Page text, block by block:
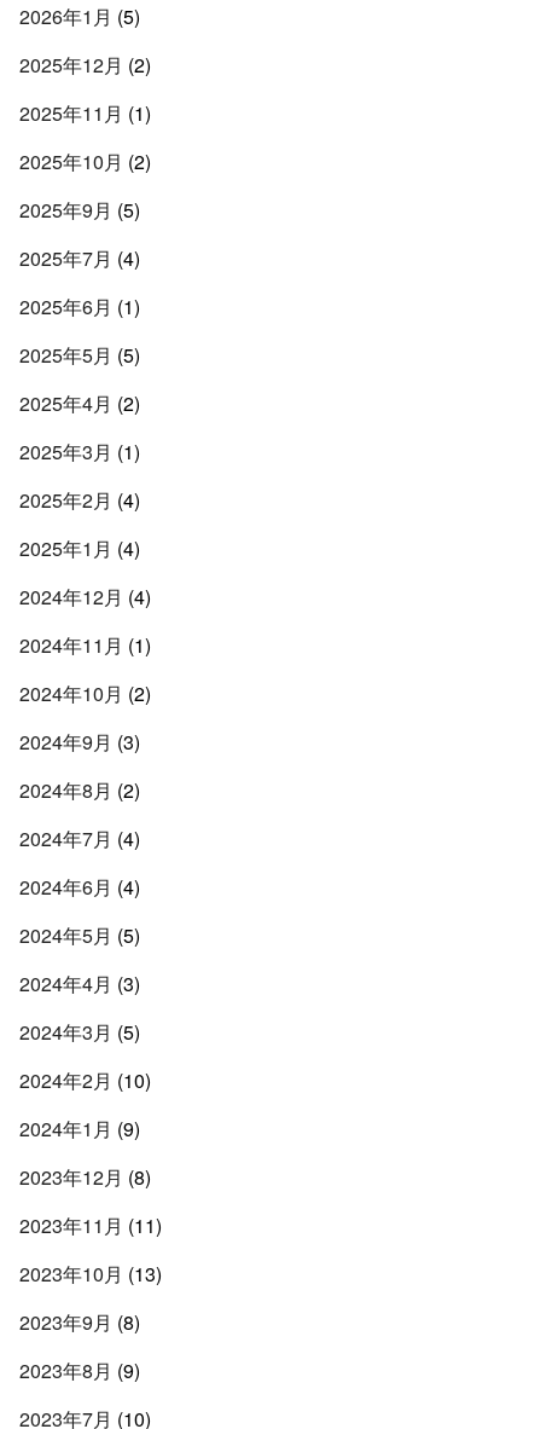
2026年1月 (5)
2025年12月 (2)
2025年11月 (1)
2025年10月 (2)
2025年9月 (5)
2025年7月 (4)
2025年6月 (1)
2025年5月 (5)
2025年4月 (2)
2025年3月 (1)
2025年2月 (4)
2025年1月 (4)
2024年12月 (4)
2024年11月 (1)
2024年10月 (2)
2024年9月 (3)
2024年8月 (2)
2024年7月 (4)
2024年6月 (4)
2024年5月 (5)
2024年4月 (3)
2024年3月 (5)
2024年2月 (10)
2024年1月 (9)
2023年12月 (8)
2023年11月 (11)
2023年10月 (13)
2023年9月 (8)
2023年8月 (9)
2023年7月 (10)